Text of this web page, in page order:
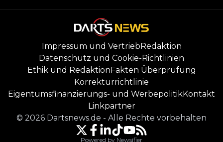
Impressum und Vertrieb Redaktion
Datenschutz und Cookie-Richtlinien
Ethik und Redaktion Fakten Überprüfung
Korrekturrichtlinie
Eigentumsfinanzierungs- und WerbepolitikKontakt
Linkpartner
© 2026 Dartsnews.de - Alle Rechte vorbehalten
Powered by Newsifier